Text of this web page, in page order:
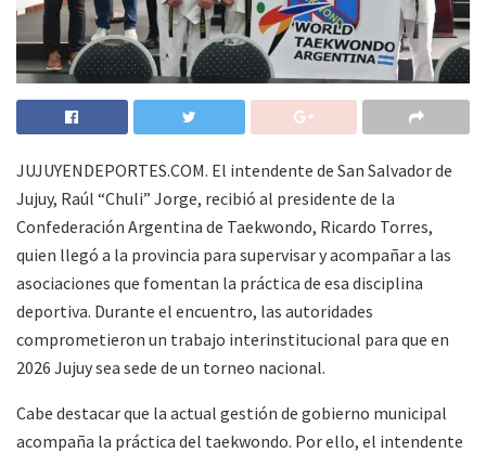
JUJUYENDEPORTES.COM. El intendente de San Salvador de
Jujuy, Raúl “Chuli” Jorge, recibió al presidente de la
Confederación Argentina de Taekwondo, Ricardo Torres,
quien llegó a la provincia para supervisar y acompañar a las
asociaciones que fomentan la práctica de esa disciplina
deportiva. Durante el encuentro, las autoridades
comprometieron un trabajo interinstitucional para que en
2026 Jujuy sea sede de un torneo nacional.
Cabe destacar que la actual gestión de gobierno municipal
acompaña la práctica del taekwondo. Por ello, el intendente